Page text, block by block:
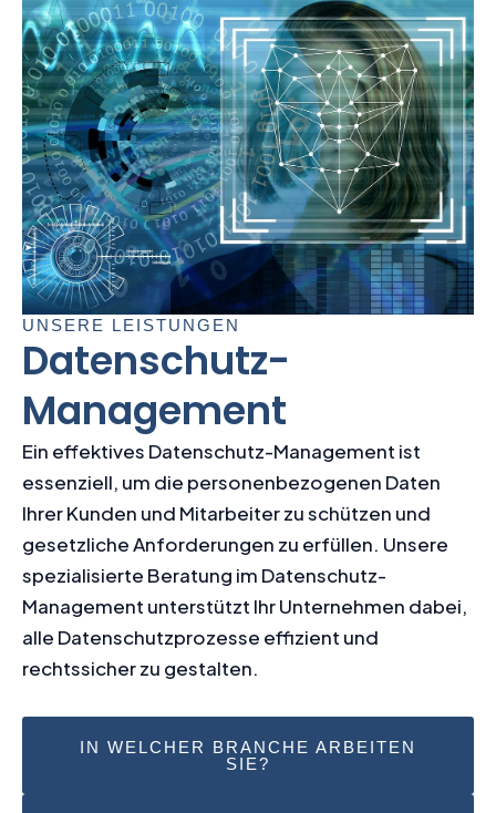
UNSERE LEISTUNGEN
Datenschutz-
Management
Ein effektives Datenschutz-Management ist
essenziell, um die personenbezogenen Daten
Ihrer Kunden und Mitarbeiter zu schützen und
gesetzliche Anforderungen zu erfüllen. Unsere
spezialisierte Beratung im Datenschutz-
Management unterstützt Ihr Unternehmen dabei,
alle Datenschutzprozesse effizient und
rechtssicher zu gestalten.
IN WELCHER BRANCHE ARBEITEN
SIE?